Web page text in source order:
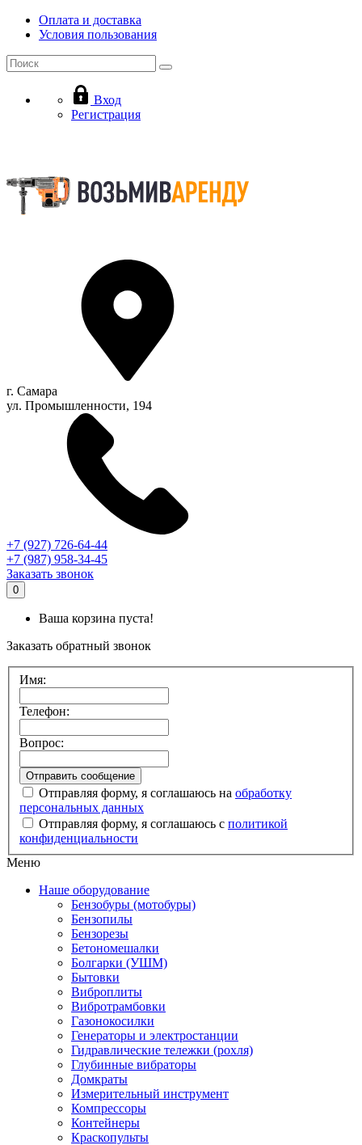
Оплата и доставка
Условия пользования
Вход
Регистрация
г. Самара
ул. Промышленности, 194
+7 (927) 726-64-44
+7 (987) 958-34-45
Заказать звонок
0
Ваша корзина пуста!
Заказать обратный звонок
Имя:
Телефон:
Вопрос:
Отправляя форму, я соглашаюсь на обработку
персональных данных
Отправляя форму, я соглашаюсь с политикой
конфиденциальности
Меню
Наше оборудование
Бензобуры (мотобуры)
Бензопилы
Бензорезы
Бетономешалки
Болгарки (УШМ)
Бытовки
Виброплиты
Вибротрамбовки
Газонокосилки
Генераторы и электростанции
Гидравлические тележки (рохля)
Глубинные вибраторы
Домкраты
Измерительный инструмент
Компрессоры
Контейнеры
Краскопульты